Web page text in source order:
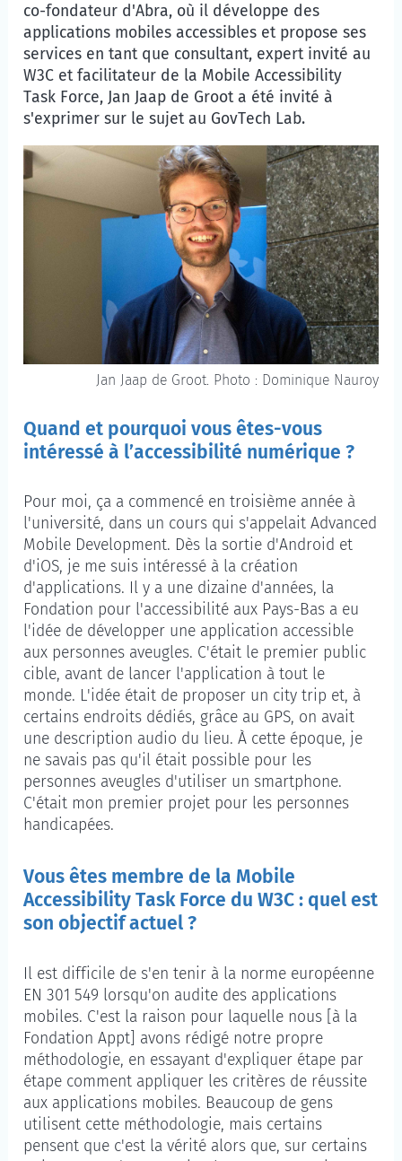
co-fondateur d'Abra, où il développe des
applications mobiles accessibles et propose ses
services en tant que consultant, expert invité au
W3C et facilitateur de la Mobile Accessibility
Task Force, Jan Jaap de Groot a été invité à
s'exprimer sur le sujet au GovTech Lab.
Jan Jaap de Groot. Photo : Dominique Nauroy
Quand et pourquoi vous êtes-vous
intéressé à l’accessibilité numérique ?
Pour moi, ça a commencé en troisième année à
l'université, dans un cours qui s'appelaitAdvanced
Mobile Development. Dès la sortie d'Android et
d'iOS, je me suis intéressé à la création
d'applications. Il y a une dizaine d'années, la
Fondation pour l'accessibilité aux Pays-Bas a eu
l'idée de développer une application accessible
aux personnes aveugles. C'était le premier public
cible, avant de lancer l'application à tout le
monde. L'idée était de proposer un city trip et, à
certains endroits dédiés, grâce au GPS, on avait
une description audio du lieu. À cette époque, je
ne savais pas qu'il était possible pour les
personnes aveugles d'utiliser un smartphone.
C'était mon premier projet pour les personnes
handicapées.
Vous êtes membre de laMobile
Accessibility Task Force du W3C : quel est
son objectif actuel ?
Il est difficile de s'en tenir à la norme européenne
EN 301 549 lorsqu'on audite des applications
mobiles. C'est la raison pour laquelle nous [à la
Fondation Appt] avons rédigé notre propre
méthodologie, en essayant d'expliquer étape par
étape comment appliquer les critères de réussite
aux applications mobiles. Beaucoup de gens
utilisent cette méthodologie, mais certains
pensent que c'est la vérité alors que, sur certains